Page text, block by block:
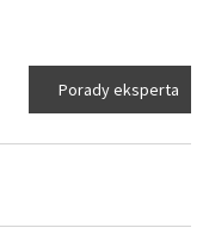
Porady eksperta